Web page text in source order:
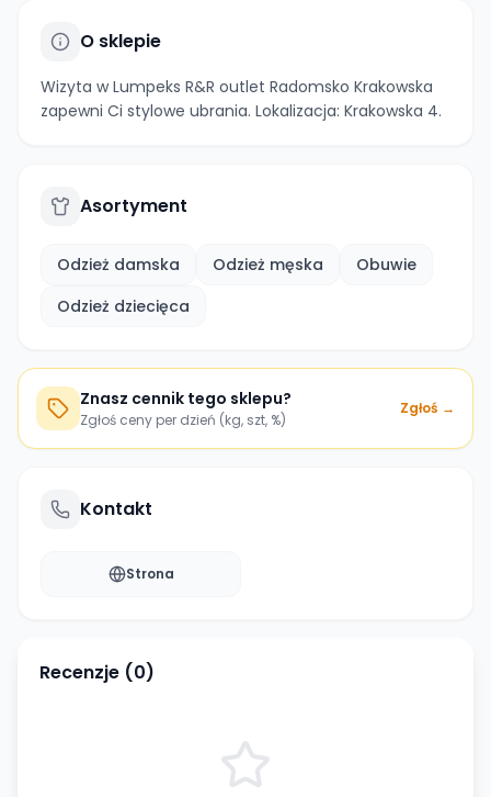
O sklepie
Wizyta w Lumpeks R&R outlet Radomsko Krakowska
zapewni Ci stylowe ubrania. Lokalizacja: Krakowska 4.
Asortyment
Odzież damska Odzież męska
Obuwie
Odzież dziecięca
Znasz cennik tego sklepu?
Zgłoś ceny per dzień (kg, szt, %)
Zgłoś →
Kontakt
Strona
Recenzje (0)